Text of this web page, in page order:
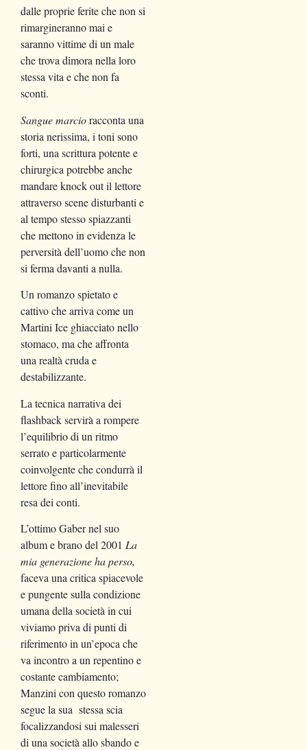
dalle proprie ferite che non si
rimargineranno mai e
saranno vittime di un male
che trova dimora nella loro
stessa vita e che non fa
sconti.
Sangue marcioracconta una
storia nerissima, i toni sono
forti, una scrittura potente e
chirurgica potrebbe anche
mandare knock out il lettore
attraverso scene disturbanti e
al tempo stesso spiazzanti
che mettono in evidenza le
perversità dell’uomo che non
si ferma davanti a nulla.
Un romanzo spietato e
cattivo che arriva come un
Martini Ice ghiacciato nello
stomaco, ma che affronta
una realtà cruda e
destabilizzante.
La tecnica narrativa dei
flashback servirà a rompere
l’equilibrio di un ritmo
serrato e particolarmente
coinvolgente che condurrà il
lettore fino all’inevitabile
resa dei conti.
L’ottimo Gaber nel suo
album e brano del 2001 La
mia generazione ha perso,
faceva una critica spiacevole
e pungente sulla condizione
umana della società in cui
viviamo priva di punti di
riferimento in un’epoca che
va incontro a un repentino e
costante cambiamento;
Manzini con questo romanzo
segue la sua stessa scia
focalizzandosi sui malesseri
di una società allo sbando e